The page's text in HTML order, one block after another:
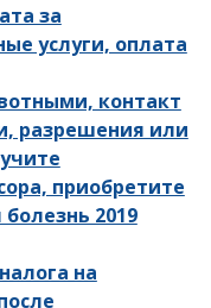
за
услуги, оплата
контакт
разрешения или
приобретите
2019
на